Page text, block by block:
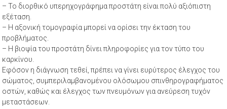
– Το διορθικό υπερηχογράφημα προστάτη είναι πολύ αξιόπιστη
εξέταση.
– Η αξονική τομογραφία μπορεί να ορίσει την έκταση του
προβλήματος.
– Η βιοψία του προστάτη δίνει πληροφορίες για τον τύπο του
καρκίνου.
Εφόσον η διάγνωση τεθεί, πρέπει να γίνει ευρύτερος έλεγχος του
σώματος, συμπεριλαμβανομένου ολόσωμου σπινθηρογραφήματος
οστών, καθώς και έλεγχος των πνευμόνων για ανεύρεση τυχόν
μεταστάσεων.